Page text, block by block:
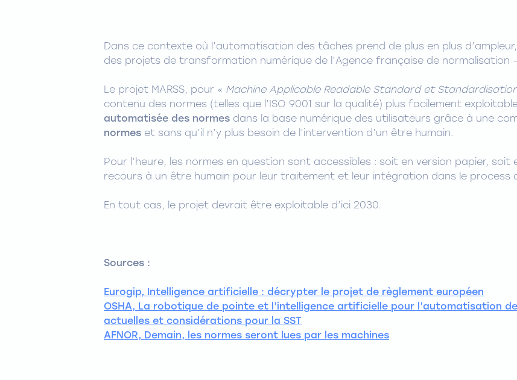
Dans ce contexte où l’automatisation des tâches prend de plus en plus
des projets de transformation numérique de l’Agence française de normalisation –
Le projet MARSS, pour « Machine Applicable Readable Standard et
contenu des normes (telles que l’ISO 9001 sur la qualité) plus facilement
automatisée des normes dans la base numérique des utilisateurs grâce à une
normes et sans qu’il n’y plus besoin de l’intervention d’un être humain.
Pour l’heure, les normes en question sont accessibles : soit en version papier, soit
recours à un être humain pour leur traitement et leur intégration dans le process
En tout cas, le projet devrait être exploitable d’ici 2030.
Sources :
Eurogip, Intelligence artificielle : décrypter le projet de règlement européen
OSHA, La robotique de pointe et l’intelligence artificielle pour l’automatisation
actuelles et considérations pour la SST
AFNOR, Demain, les normes seront lues par les machines